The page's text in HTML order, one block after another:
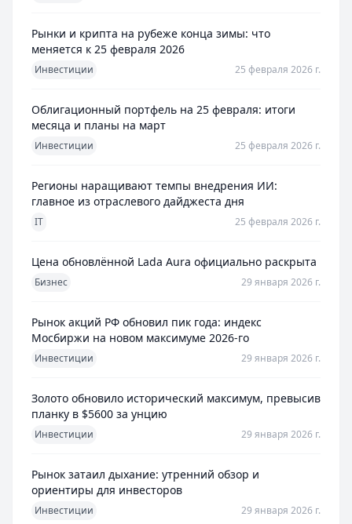
Рынки и крипта на рубеже конца зимы: что
меняется к 25 февраля 2026
Инвестиции 25 февраля 2026 г.
Облигационный портфель на 25 февраля: итоги
месяца и планы на март
Инвестиции 25 февраля 2026 г.
Регионы наращивают темпы внедрения ИИ:
главное из отраслевого дайджеста дня
IT 25 февраля 2026 г.
Цена обновлённой Lada Aura официально раскрыта
Бизнес 29 января 2026 г.
Рынок акций РФ обновил пик года: индекс
Мосбиржи на новом максимуме 2026-го
Инвестиции 29 января 2026 г.
Золото обновило исторический максимум, превысив
планку в $5600 за унцию
Инвестиции 29 января 2026 г.
Рынок затаил дыхание: утренний обзор и
ориентиры для инвесторов
Инвестиции 29 января 2026 г.